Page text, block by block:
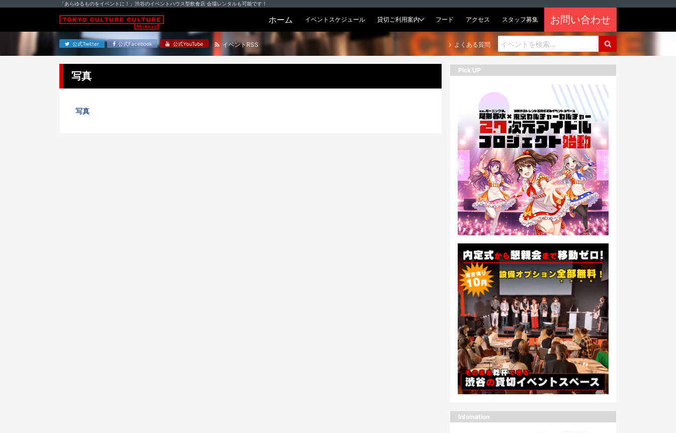
「あらゆるものをイベントに！」渋谷のイベントハウス型飲食店 会場レンタルも可能です！
ホーム イベントスケジュール 貸切ご利用案内 フード アクセス スタッフ募集 お問い合わせ
公式Twitter 公式Facebook 公式YouTube イベントRSS よくある質問
写真
写真
Pick UP
Infomation